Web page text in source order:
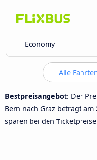
Economy
Alle
Bestpreisangebot: Der
Bern nach Graz beträgt am
sparen bei den